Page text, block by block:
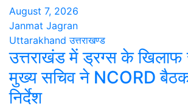
August 7, 2026
Janmat Jagran
Uttarakhand उत्तराखण्ड
उत्तराखंड में ड्रग्स के खिलाफ
मुख्य सचिव ने NCORD
निर्देश